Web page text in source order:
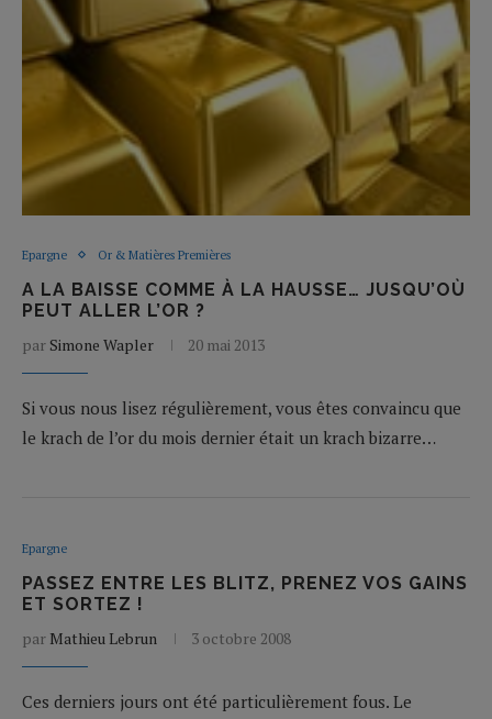
Epargne Or & Matières Premières
A LA BAISSE COMME À LA HAUSSE… JUSQU’OÙ
PEUT ALLER L’OR ?
par Simone Wapler 20 mai 2013
Si vous nous lisez régulièrement, vous êtes convaincu que
le krach de l’or du mois dernier était un krach bizarre…
Epargne
PASSEZ ENTRE LES BLITZ, PRENEZ VOS GAINS
ET SORTEZ !
par Mathieu Lebrun 3 octobre 2008
Ces derniers jours ont été particulièrement fous. Le